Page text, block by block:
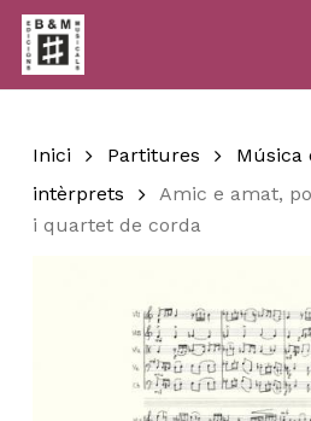
Skip
main
content
Inici Partitures Música
intèrprets
Amic e amat,
i quartet de corda